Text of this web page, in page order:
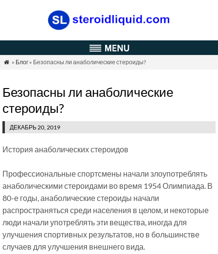
 » Блог» Безопасны ли анаболические стероиды?
Безопасны ли анаболические
стероиды?
ДЕКАБРЬ 20, 2019
История анаболических стероидов
Профессиональные спортсмены начали злоупотреблять
анаболическими стероидами во время 1954 Олимпиада. В
80-е годы, анаболические стероиды начали
распространяться среди населения в целом, и некоторые
люди начали употреблять эти вещества, иногда для
улучшения спортивных результатов, но в большинстве
случаев для улучшения внешнего вида.